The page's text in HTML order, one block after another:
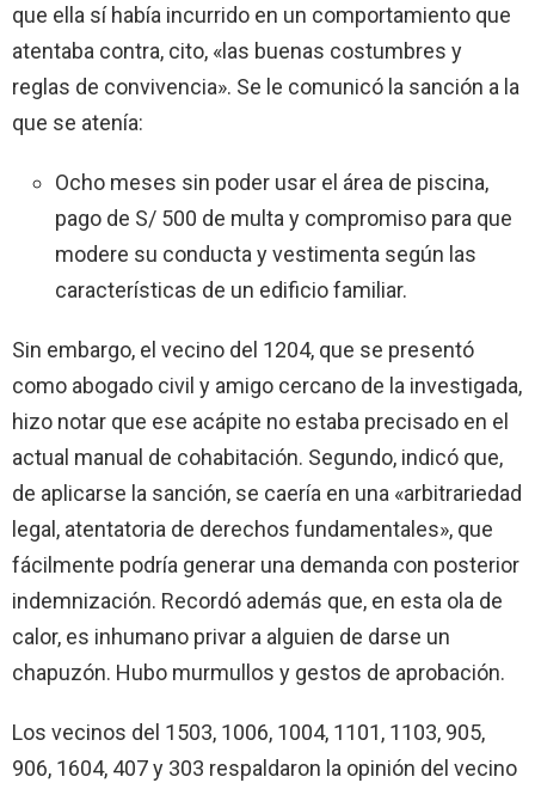
que ella sí había incurrido en un comportamiento que
atentaba contra, cito, «las buenas costumbres y
reglas de convivencia». Se le comunicó la sanción a la
que se atenía:
Ocho meses sin poder usar el área de piscina,
pago de S/ 500 de multa y compromiso para que
modere su conducta y vestimenta según las
características de un edificio familiar.
Sin embargo, el vecino del 1204, que se presentó
como abogado civil y amigo cercano de la investigada,
hizo notar que ese acápite no estaba precisado en el
actual manual de cohabitación. Segundo, indicó que,
de aplicarse la sanción, se caería en una «arbitrariedad
legal, atentatoria de derechos fundamentales», que
fácilmente podría generar una demanda con posterior
indemnización. Recordó además que, en esta ola de
calor, es inhumano privar a alguien de darse un
chapuzón. Hubo murmullos y gestos de aprobación.
Los vecinos del 1503, 1006, 1004, 1101, 1103, 905,
906, 1604, 407 y 303 respaldaron la opinión del vecino